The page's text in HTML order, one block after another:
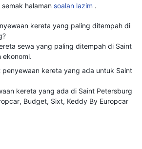
halaman soalan lazim .
kereta yang paling ditempah di
sewa yang paling ditempah di Saint
ekonomi.
kereta yang ada untuk Saint
kereta yang ada di Saint Petersburg
Budget Sixt Keddy By Europcar